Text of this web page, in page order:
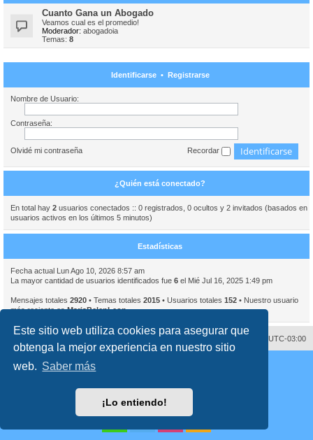
Este sitio web utiliza cookies para asegurar que
obtenga la mejor experiencia en nuestro sitio
web. Saber más
¡Lo entiendo!
Cuanto Gana un Abogado
Veamos cual es el promedio!
Moderador: abogadoia
Temas: 8
Identificarse• Registrarse
Nombre de Usuario:
Contraseña:
Olvidé mi contraseña Recordar
¿Quién está conectado?
En total hay 2 usuarios conectados :: 0 registrados, 0 ocultos y 2 invitados (basados en
usuarios activos en los últimos 5 minutos)
Estadísticas
Fecha actual Lun Ago 10, 2026 8:57 am
La mayor cantidad de usuarios identificados fue 6 el Mié Jul 16, 2025 1:49 pm
Mensajes totales 2920 • Temas totales 2015 • Usuarios totales 152 • Nuestro usuario
más reciente esMariaBelenLeon
Todos los horarios son UTC-03:00
Borrar cookies
Desarrollado por
® Forum Software © phpBB Limited
Traducción al español porphpBB España
Condiciones